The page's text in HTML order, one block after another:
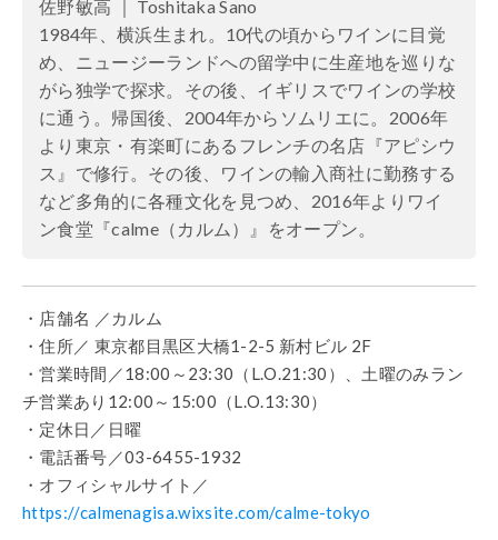
佐野敏高 ｜ Toshitaka Sano
1984年、横浜生まれ。10代の頃からワインに目覚
め、ニュージーランドへの留学中に生産地を巡りな
がら独学で探求。その後、イギリスでワインの学校
に通う。帰国後、2004年からソムリエに。2006年
より東京・有楽町にあるフレンチの名店『アピシウ
ス』で修行。その後、ワインの輸入商社に勤務する
など多角的に各種文化を見つめ、2016年よりワイ
ン食堂『calme（カルム）』をオープン。
・店舗名 ／カルム
・住所／ 東京都目黒区大橋1-2-5 新村ビル 2F
・営業時間／18:00～23:30（L.O.21:30）、土曜のみラン
チ営業あり12:00～15:00（L.O.13:30）
・定休日／日曜
・電話番号／03-6455-1932
・オフィシャルサイト／
https://calmenagisa.wixsite.com/calme-tokyo